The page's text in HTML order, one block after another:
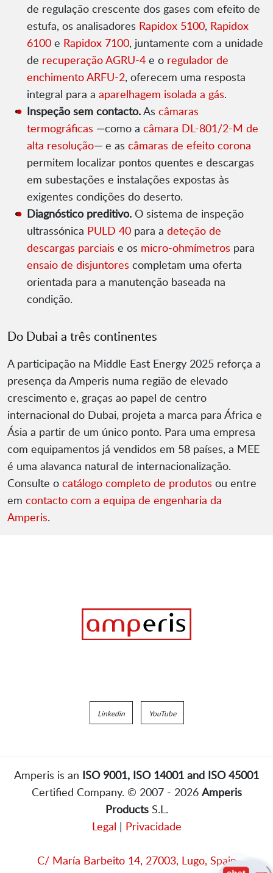
de regulação crescente dos gases com efeito de
estufa, os analisadores Rapidox 5100, Rapidox
6100 e Rapidox 7100, juntamente com a unidade
de recuperação AGRU-4 e o regulador de
enchimento ARFU-2, oferecem uma resposta
integral para a aparelhagem isolada a gás.
Inspeção sem contacto.As câmaras
termográficas —como a câmara DL-801/2-M de
alta resolução— e as câmaras de efeito corona
permitem localizar pontos quentes e descargas
em subestações e instalações expostas às
exigentes condições do deserto.
Diagnóstico preditivo. O sistema de inspeção
ultrassónica PULD 40 para a deteção de
descargas parciais e os micro-ohmímetros para
ensaio de disjuntores completam uma oferta
orientada para a manutenção baseada na
condição.
Do Dubai a três continentes
A participação na Middle East Energy 2025 reforça a
presença da Amperis numa região de elevado
crescimento e, graças ao papel de centro
internacional do Dubai, projeta a marca para África e
Ásia a partir de um único ponto. Para uma empresa
com equipamentos já vendidos em 58 países, a MEE
é uma alavanca natural de internacionalização.
Consulte o catálogo completo de produtos ou entre
em contacto com a equipa de engenharia da
Amperis.
Linkedin YouTube
Amperis is an ISO 9001, ISO 14001 and ISO 45001
Certified Company. © 2007 - 2026 Amperis
ProductsS.L.
Legal | Privacidade
C/ María Barbeito 14, 27003, Lugo, Spain